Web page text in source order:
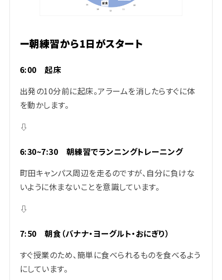
ー朝練習から1日がスタート
6:00 起床
出発の10分前に起床。アラームを消したらすぐに体
を動かします。
⇩
6:30~7:30 朝練習でランニングトレーニング
町田キャンパス周辺を走るのですが、自分に負けな
いように休まないことを意識しています。
⇩
7:50朝食（バナナ・ヨーグルト・おにぎり）
すぐ授業のため、簡単に食べられるものを食べるよう
にしています。